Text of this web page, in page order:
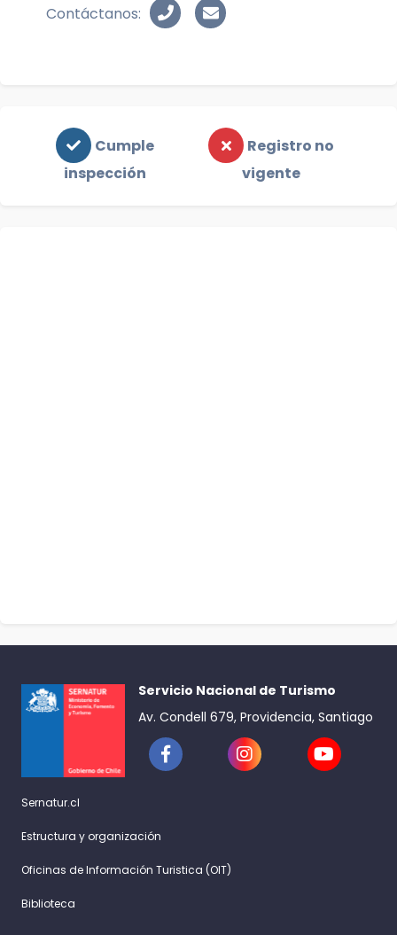
Contáctanos:
Cumple
inspección
Registro no
vigente
Servicio Nacional de Turismo
Av. Condell 679, Providencia, Santiago
Sernatur.cl
Estructura y organización
Oficinas de Información Turistica (OIT)
Biblioteca